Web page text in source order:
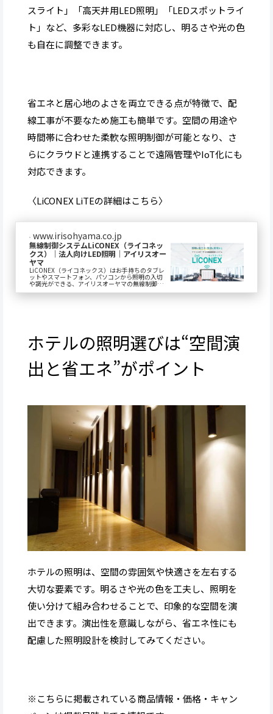
スライト」「高天井用LED照明」「LEDスポットライ
ト」など、多彩なLED機器に対応し、明るさや光の色
も自在に調整できます。
省エネと居心地のよさを両立できる点が特徴で、配
線工事が不要なため施工も簡単です。空間の用途や
時間帯に合わせた柔軟な照明制御が可能となり、さ
らにクラウドと連携することで遠隔管理やIoT化にも
対応できます。
〈LiCONEX LiTEの詳細はこちら〉
無線制御システムLiCONEX（ライコネッ
クス）｜法人向けLED照明｜アイリスオー
ヤマ
LiCONEX（ライコネックス）はお手持ちのタブレ
ットやスマートフォン、パソコンから照明の入切
や調光ができる、アイリスオーヤマの無線制御シ
www.irisohyama.co.jp
ホテルの照明選びは“空間演
出と省エネ”がポイント
ホテルの照明は、空間の雰囲気や快適さを左右する
大切な要素です。明るさや光の色を工夫し、照明を
使い分けて組み合わせることで、印象的な空間を演
出できます。演出性を意識しながら、省エネ性にも
配慮した照明設計を検討してみてください。
※こちらに掲載されている商品情報・価格・キャン